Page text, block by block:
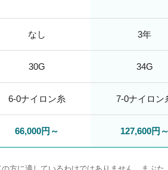
なし 3年
30G 34G
6-0ナイロン糸 7-0ナイロン
66,000円～ 127,600円